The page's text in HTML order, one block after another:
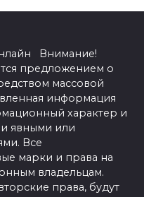
Внимание!
предложением о
массовой
информация
характер и
явными или
Все
марки и права на
владельцам.
права, будут